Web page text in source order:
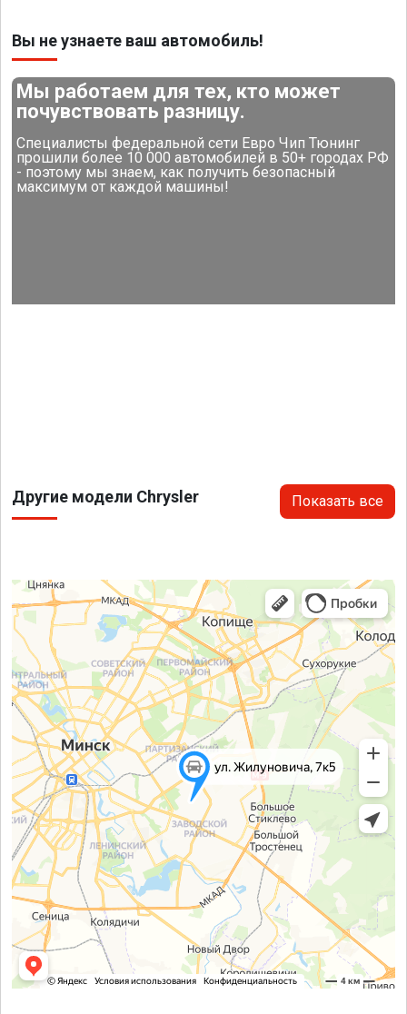
Вы не узнаете ваш автомобиль!
Мы работаем для тех, кто может
почувствовать разницу.
Специалисты федеральной сети Евро Чип Тюнинг
прошили более 10 000 автомобилей в 50+ городах РФ
- поэтому мы знаем, как получить безопасный
максимум от каждой машины!
Другие модели Chrysler Показать все